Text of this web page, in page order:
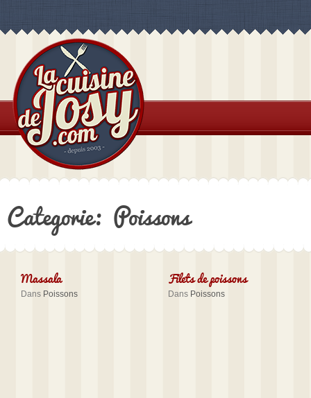
Categorie: Poissons
Massala
Dans Poissons
Filets de poissons
Dans Poissons